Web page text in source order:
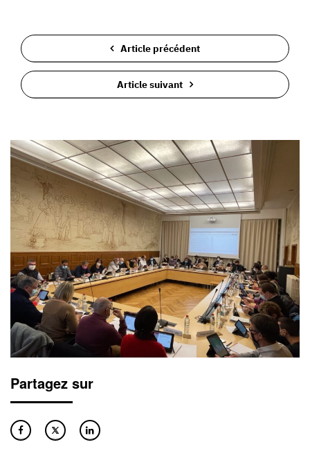
Article précédent
Article suivant
Partagez sur